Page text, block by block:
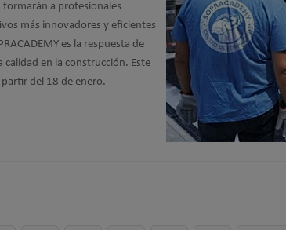
formarán a profesionales
más innovadores y eficientes
es la respuesta de
calidad en la construcción. Este
del 18 de enero.